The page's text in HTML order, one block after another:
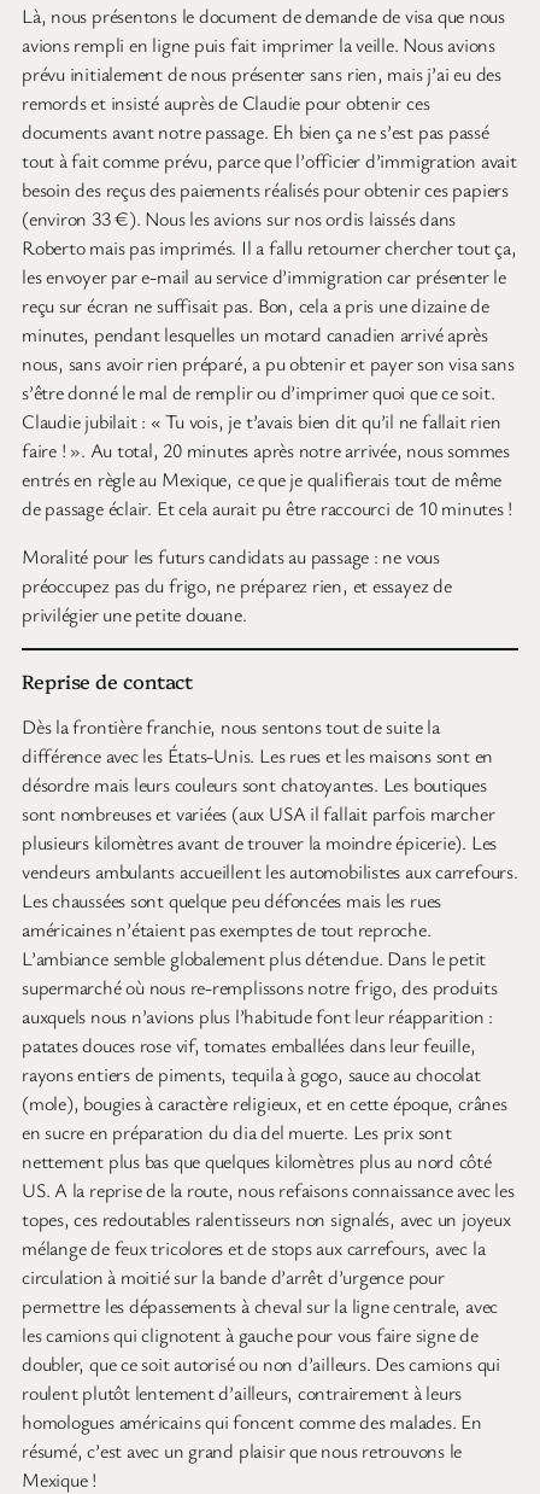
Là, nous présentons le document de demande de visa que nous
avions rempli en ligne puis fait imprimer la veille. Nous avions
prévu initialement de nous présenter sans rien, mais j’ai eu des
remords et insisté auprès de Claudie pour obtenir ces
documents avant notre passage. Eh bien ça ne s’est pas passé
tout à fait comme prévu, parce que l’officier d’immigration avait
besoin des reçus des paiements réalisés pour obtenir ces papiers
(environ 33 €). Nous les avions sur nos ordis laissés dans
Roberto mais pas imprimés. Il a fallu retourner chercher tout ça,
les envoyer par e-mail au service d’immigration car présenter le
reçu sur écran ne suffisait pas. Bon, cela a pris une dizaine de
minutes, pendant lesquelles un motard canadien arrivé après
nous, sans avoir rien préparé, a pu obtenir et payer son visa sans
s’être donné le mal de remplir ou d’imprimer quoi que ce soit.
Claudie jubilait : « Tu vois, je t’avais bien dit qu’il ne fallait rien
faire ! ». Au total, 20 minutes après notre arrivée, nous sommes
entrés en règle au Mexique, ce que je qualifierais tout de même
de passage éclair. Et cela aurait pu être raccourci de 10 minutes !
Moralité pour les futurs candidats au passage : ne vous
préoccupez pas du frigo, ne préparez rien, et essayez de
privilégier une petite douane.
Reprise de contact
Dès la frontière franchie, nous sentons tout de suite la
différence avec les États-Unis. Les rues et les maisons sont en
désordre mais leurs couleurs sont chatoyantes. Les boutiques
sont nombreuses et variées (aux USA il fallait parfois marcher
plusieurs kilomètres avant de trouver la moindre épicerie). Les
vendeurs ambulants accueillent les automobilistes aux carrefours.
Les chaussées sont quelque peu défoncées mais les rues
américaines n’étaient pas exemptes de tout reproche.
L’ambiance semble globalement plus détendue. Dans le petit
supermarché où nous re-remplissons notre frigo, des produits
auxquels nous n’avions plus l’habitude font leur réapparition :
patates douces rose vif, tomates emballées dans leur feuille,
rayons entiers de piments, tequila à gogo, sauce au chocolat
(mole), bougies à caractère religieux, et en cette époque, crânes
en sucre en préparation du dia del muerte. Les prix sont
nettement plus bas que quelques kilomètres plus au nord côté
US. A la reprise de la route, nous refaisons connaissance avec les
topes, ces redoutables ralentisseurs non signalés, avec un joyeux
mélange de feux tricolores et de stops aux carrefours, avec la
circulation à moitié sur la bande d’arrêt d’urgence pour
permettre les dépassements à cheval sur la ligne centrale, avec
les camions qui clignotent à gauche pour vous faire signe de
doubler, que ce soit autorisé ou non d’ailleurs. Des camions qui
roulent plutôt lentement d’ailleurs, contrairement à leurs
homologues américains qui foncent comme des malades. En
résumé, c’est avec un grand plaisir que nous retrouvons le
Mexique !